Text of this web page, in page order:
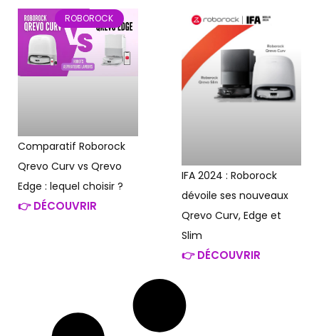
ROBOROCK
Comparatif Roborock
Qrevo Curv vs Qrevo
Edge : lequel choisir ?
👉 DÉCOUVRIR
IFA 2024 : Roborock
dévoile ses nouveaux
Qrevo Curv, Edge et
Slim
👉 DÉCOUVRIR